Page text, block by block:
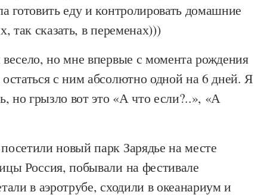
готовить еду и контролировать домашние
так сказать, в переменах)))
но мне впервые с момента рождения
с ним абсолютно одной на 6 дней. Я
но грызло вот это «А что если?..», «А
новый парк Зарядье на месте
Россия, побывали на фестивале
в аэротрубе, сходили в океанариум и